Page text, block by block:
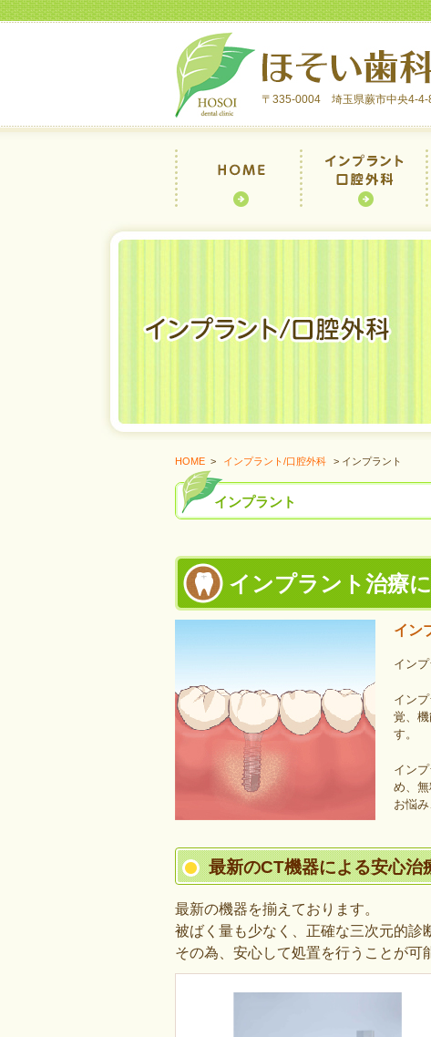
〒335-0004 埼玉県蕨市中央4-4-
HOME > インプラント/口腔外科 > インプラント
インプラント
インプラント治療
イン
イン
イン
覚、
す。
イン
め、無
お悩
最新のCT機器による安心治
最新の機器を揃えております。
被ばく量も少なく、正確な三次元的診
その為、安心して処置を行うことが可